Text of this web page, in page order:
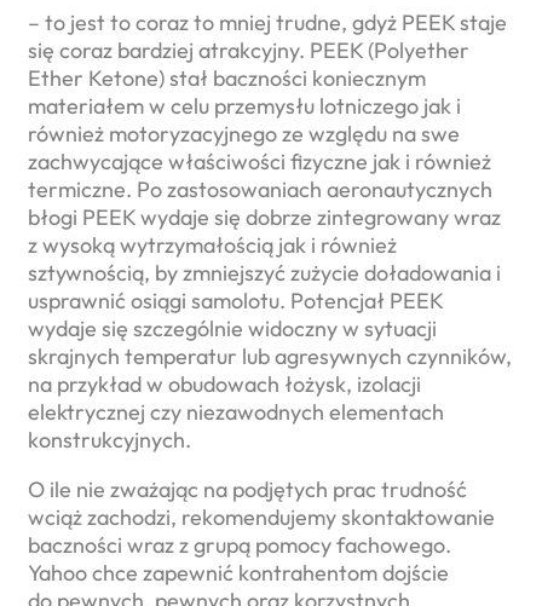
– to jest to coraz to mniej trudne, gdyż PEEK staje
się coraz bardziej atrakcyjny. PEEK (Polyether
Ether Ketone) stał baczności koniecznym
materiałem w celu przemysłu lotniczego jak i
również motoryzacyjnego ze względu na swe
zachwycające właściwości fizyczne jak i również
termiczne. Po zastosowaniach aeronautycznych
błogi PEEK wydaje się dobrze zintegrowany wraz
z wysoką wytrzymałością jak i również
sztywnością, by zmniejszyć zużycie doładowania i
usprawnić osiągi samolotu. Potencjał PEEK
wydaje się szczególnie widoczny w sytuacji
skrajnych temperatur lub agresywnych czynników,
na przykład w obudowach łożysk, izolacji
elektrycznej czy niezawodnych elementach
konstrukcyjnych.
O ile nie zważając na podjętych prac trudność
wciąż zachodzi, rekomendujemy skontaktowanie
baczności wraz z grupą pomocy fachowego.
Yahoo chce zapewnić kontrahentom dojście
do pewnych, pewnych oraz korzystnych